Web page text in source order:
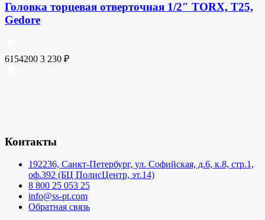
Головка торцевая отверточная 1/2″ TORX, T25,
Gedore
6154200 3 230 ₽
Контакты
192236, Санкт-Петербург, ул. Софийская, д.6, к.8, стр.1,
оф.392 (БЦ ПолисЦентр, эт.14)
8 800 25 053 25
info@ss-pt.com
Обратная связь